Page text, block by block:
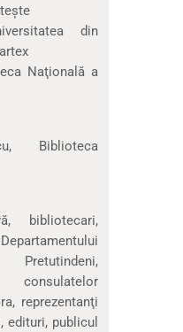
din
Naţională a
Biblioteca
bibliotecari,
reprezentanţi
edituri, publicul